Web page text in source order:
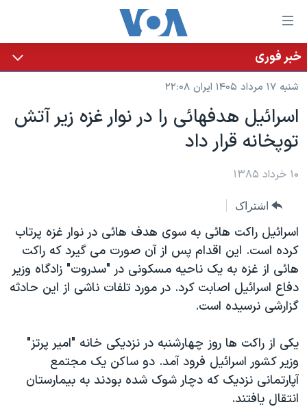
لینکهای
قابل
دسترسی
جهش
محتوای
اصلی
جهش
به
اصلی
جهش
به
جستجو
خانه
نسخه سبک وب‌سایت
موضوع ها
ایران
آمریکا
گزیده‌ها
ویژه برنامه‌ها
ویدیوها
حقوق شهروندی
اقتصادی
علم و فناوری
برنامه های تلویزیونی
جدول برنامه ها
صفحه‌های ویژه
عملیات خشم حماسی
۲۵۰سالگی آمریکا
بایگانی برنامه‌های تلویزیونی
انتخابات ریاست جمهوری آمریکا ۲۰۲۴
حمله جمهوری اسلامی به اسرائیل
رمز مهسا
پخش رادیویی
یادگیری زبان انگلیسی
خبر فوری
شنبه ۱۷ مرداد ۱۴۰۵ ایران ۲۲:۰۸
اسرائيل هدفهائی را در نوار غزه زير آتش
توپخانه قرار داد
۱۰ خرداد ۱۳۸۵
اشتراک
اسرائیل راکت هائی به سوی هدف هائی در نوار غزه پرتاب
کرده است. این اقدام پس از آن صورت می گیرد که راکت
هائی از غزه به یک ناحیه مسکونی در "سدروت" زادگاه وزیر
دفاع اسرائيل اصابت کرد. در مورد تلفات ناشی از این حادثه
گزارشی نرسیده است.
یکی از راکت ها روز چهارشنبه در نزدیکی خانه "امیر پرتز"
وزیر کشور اسرائيل فرود آمد. دو ساکن یک مجتمع
آپارتمانی نزدیک که دچار شوک شده بودند به بیمارستان
انتقال یافتند.